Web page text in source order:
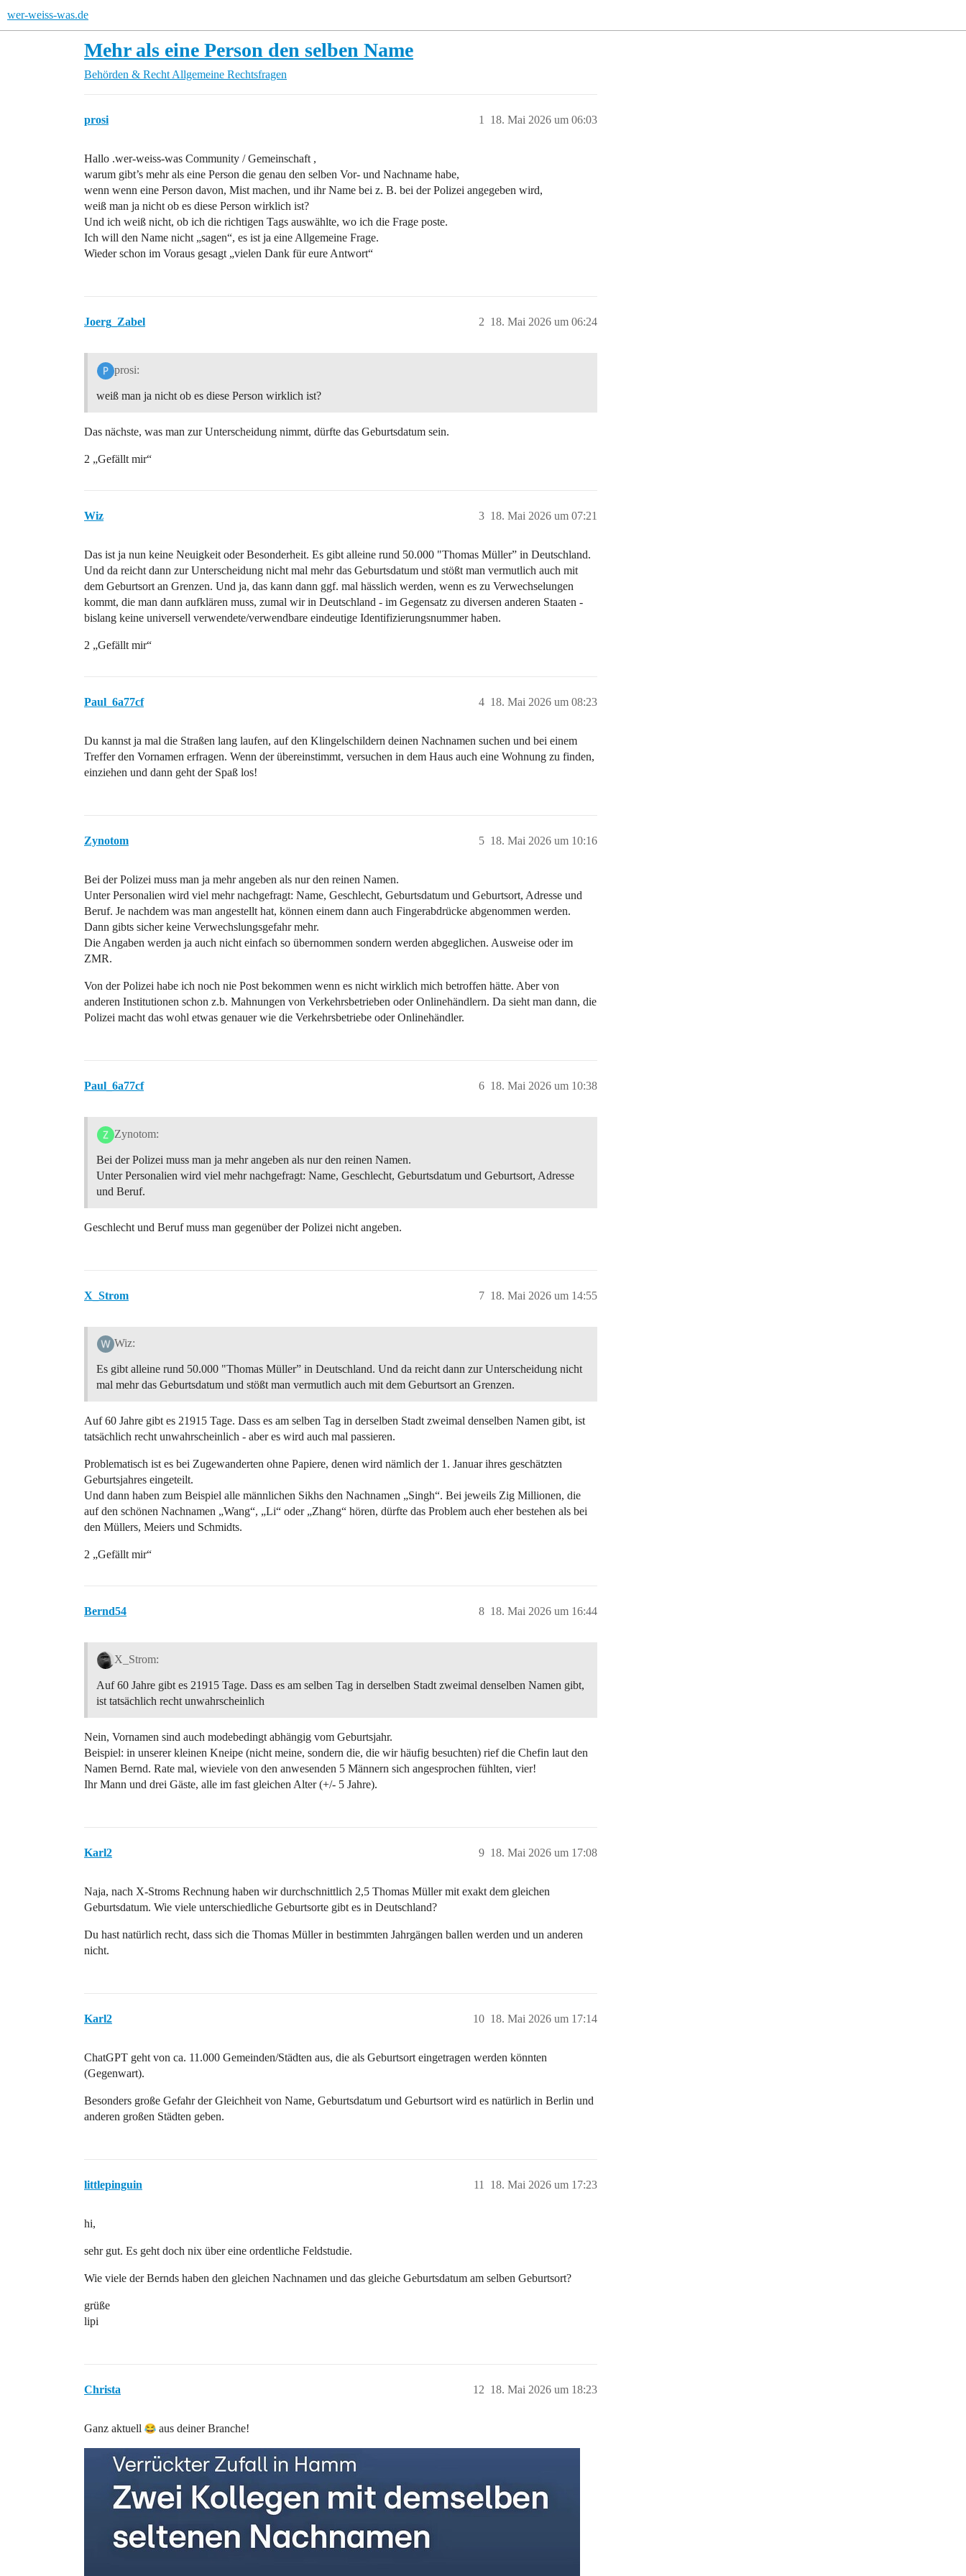
wer-weiss-was.de
Mehr als eine Person den selben Name
Behörden & Recht Allgemeine Rechtsfragen
prosi 18. Mai 2026 um 06:03
1
Hallo .wer-weiss-was Community / Gemeinschaft ,
warum gibt’s mehr als eine Person die genau den selben Vor- und Nachname habe,
wenn wenn eine Person davon, Mist machen, und ihr Name bei z. B. bei der Polizei angegeben wird,
weiß man ja nicht ob es diese Person wirklich ist?
Und ich weiß nicht, ob ich die richtigen Tags auswählte, wo ich die Frage poste.
Ich will den Name nicht „sagen“, es ist ja eine Allgemeine Frage.
Wieder schon im Voraus gesagt „vielen Dank für eure Antwort“
Joerg_Zabel 18. Mai 2026 um 06:24
2
prosi:
weiß man ja nicht ob es diese Person wirklich ist?
Das nächste, was man zur Unterscheidung nimmt, dürfte das Geburtsdatum sein.
2 „Gefällt mir“
Wiz 18. Mai 2026 um 07:21
3
Das ist ja nun keine Neuigkeit oder Besonderheit. Es gibt alleine rund 50.000 "Thomas Müller” in Deutschland.
Und da reicht dann zur Unterscheidung nicht mal mehr das Geburtsdatum und stößt man vermutlich auch mit
dem Geburtsort an Grenzen. Und ja, das kann dann ggf. mal hässlich werden, wenn es zu Verwechselungen
kommt, die man dann aufklären muss, zumal wir in Deutschland - im Gegensatz zu diversen anderen Staaten -
bislang keine universell verwendete/verwendbare eindeutige Identifizierungsnummer haben.
2 „Gefällt mir“
Paul_6a77cf 18. Mai 2026 um 08:23
4
Du kannst ja mal die Straßen lang laufen, auf den Klingelschildern deinen Nachnamen suchen und bei einem
Treffer den Vornamen erfragen. Wenn der übereinstimmt, versuchen in dem Haus auch eine Wohnung zu finden,
einziehen und dann geht der Spaß los!
Zynotom 18. Mai 2026 um 10:16
5
Bei der Polizei muss man ja mehr angeben als nur den reinen Namen.
Unter Personalien wird viel mehr nachgefragt: Name, Geschlecht, Geburtsdatum und Geburtsort, Adresse und
Beruf. Je nachdem was man angestellt hat, können einem dann auch Fingerabdrücke abgenommen werden.
Dann gibts sicher keine Verwechslungsgefahr mehr.
Die Angaben werden ja auch nicht einfach so übernommen sondern werden abgeglichen. Ausweise oder im
ZMR.
Von der Polizei habe ich noch nie Post bekommen wenn es nicht wirklich mich betroffen hätte. Aber von
anderen Institutionen schon z.b. Mahnungen von Verkehrsbetrieben oder Onlinehändlern. Da sieht man dann, die
Polizei macht das wohl etwas genauer wie die Verkehrsbetriebe oder Onlinehändler.
Paul_6a77cf 18. Mai 2026 um 10:38
6
Zynotom:
Bei der Polizei muss man ja mehr angeben als nur den reinen Namen.
Unter Personalien wird viel mehr nachgefragt: Name, Geschlecht, Geburtsdatum und Geburtsort, Adresse
und Beruf.
Geschlecht und Beruf muss man gegenüber der Polizei nicht angeben.
X_Strom 18. Mai 2026 um 14:55
7
Wiz:
Es gibt alleine rund 50.000 "Thomas Müller” in Deutschland. Und da reicht dann zur Unterscheidung nicht
mal mehr das Geburtsdatum und stößt man vermutlich auch mit dem Geburtsort an Grenzen.
Auf 60 Jahre gibt es 21915 Tage. Dass es am selben Tag in derselben Stadt zweimal denselben Namen gibt, ist
tatsächlich recht unwahrscheinlich - aber es wird auch mal passieren.
Problematisch ist es bei Zugewanderten ohne Papiere, denen wird nämlich der 1. Januar ihres geschätzten
Geburtsjahres eingeteilt.
Und dann haben zum Beispiel alle männlichen Sikhs den Nachnamen „Singh“. Bei jeweils Zig Millionen, die
auf den schönen Nachnamen „Wang“, „Li“ oder „Zhang“ hören, dürfte das Problem auch eher bestehen als bei
den Müllers, Meiers und Schmidts.
2 „Gefällt mir“
Bernd54 18. Mai 2026 um 16:44
8
X_Strom:
Auf 60 Jahre gibt es 21915 Tage. Dass es am selben Tag in derselben Stadt zweimal denselben Namen gibt,
ist tatsächlich recht unwahrscheinlich
Nein, Vornamen sind auch modebedingt abhängig vom Geburtsjahr.
Beispiel: in unserer kleinen Kneipe (nicht meine, sondern die, die wir häufig besuchten) rief die Chefin laut den
Namen Bernd. Rate mal, wieviele von den anwesenden 5 Männern sich angesprochen fühlten, vier!
Ihr Mann und drei Gäste, alle im fast gleichen Alter (+/- 5 Jahre).
Karl2 18. Mai 2026 um 17:08
9
Naja, nach X-Stroms Rechnung haben wir durchschnittlich 2,5 Thomas Müller mit exakt dem gleichen
Geburtsdatum. Wie viele unterschiedliche Geburtsorte gibt es in Deutschland?
Du hast natürlich recht, dass sich die Thomas Müller in bestimmten Jahrgängen ballen werden und un anderen
nicht.
Karl2 18. Mai 2026 um 17:14
10
ChatGPT geht von ca. 11.000 Gemeinden/Städten aus, die als Geburtsort eingetragen werden könnten
(Gegenwart).
Besonders große Gefahr der Gleichheit von Name, Geburtsdatum und Geburtsort wird es natürlich in Berlin und
anderen großen Städten geben.
littlepinguin 18. Mai 2026 um 17:23
11
hi,
sehr gut. Es geht doch nix über eine ordentliche Feldstudie.
Wie viele der Bernds haben den gleichen Nachnamen und das gleiche Geburtsdatum am selben Geburtsort?
grüße
lipi
Christa 18. Mai 2026 um 18:23
12
Ganz aktuell aus deiner Branche!